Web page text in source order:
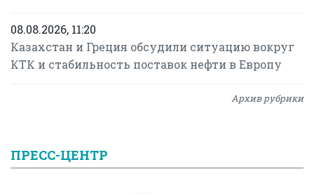
08.08.2026, 11:20
Казахстан и Греция обсудили ситуацию вокруг
КТК и стабильность поставок нефти в Европу
Архив рубрики
ПРЕСС-ЦЕНТР